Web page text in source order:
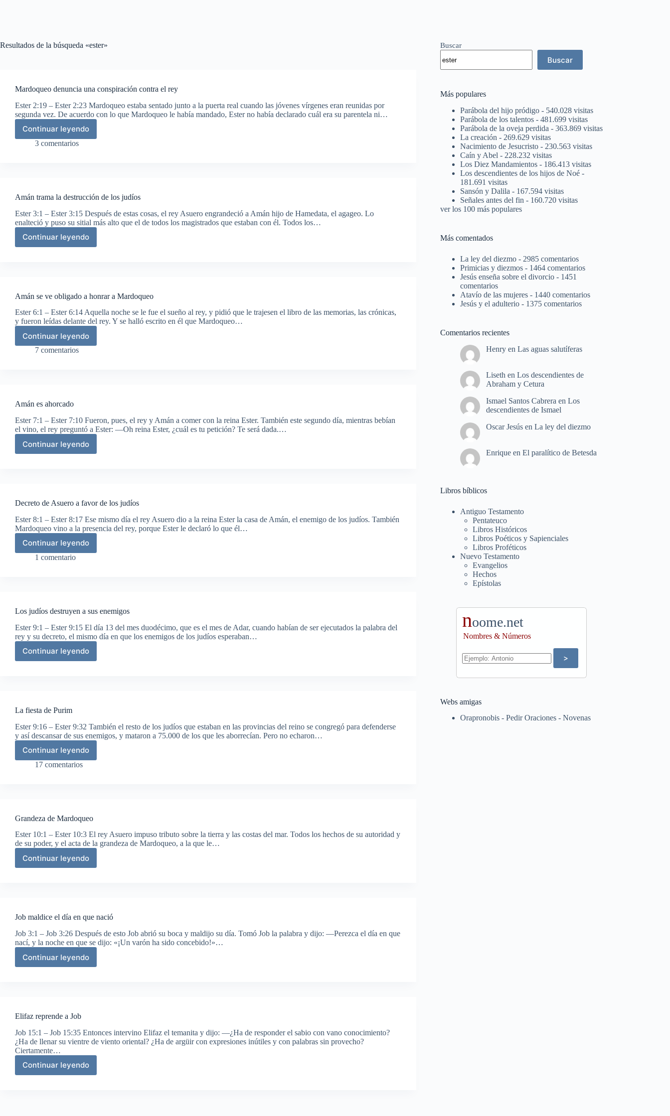
Resultados de la búsqueda «ester»
Mardoqueo denuncia una conspiración contra el rey
Ester 2:19 – Ester 2:23 Mardoqueo estaba sentado junto a la puerta real cuando las jóvenes vírgenes eran reunidas por
segunda vez. De acuerdo con lo que Mardoqueo le había mandado, Ester no había declarado cuál era su parentela ni…
Continuar leyendo
Mardoqueo
denuncia
3 comentarios
Amán trama la destrucción de los judíos
Ester 3:1 – Ester 3:15 Después de estas cosas, el rey Asuero engrandeció a Amán hijo de Hamedata, el agageo. Lo
enalteció y puso su sitial más alto que el de todos los magistrados que estaban con él. Todos los…
Continuar leyendo
Amán
trama
judíos
Amán se ve obligado a honrar a Mardoqueo
Ester 6:1 – Ester 6:14 Aquella noche se le fue el sueño al rey, y pidió que le trajesen el libro de las memorias, las crónicas,
y fueron leídas delante del rey. Y se halló escrito en él que Mardoqueo…
Continuar leyendo
Amán
se
Mardoqueo
7 comentarios
Amán es ahorcado
Ester 7:1 – Ester 7:10 Fueron, pues, el rey y Amán a comer con la reina Ester. También este segundo día, mientras bebían
el vino, el rey preguntó a Ester: —Oh reina Ester, ¿cuál es tu petición? Te será dada.…
Continuar leyendo
Amán
Decreto de Asuero a favor de los judíos
Ester 8:1 – Ester 8:17 Ese mismo día el rey Asuero dio a la reina Ester la casa de Amán, el enemigo de los judíos. También
Mardoqueo vino a la presencia del rey, porque Ester le declaró lo que él…
Continuar leyendo
Decreto
de
judíos
1 comentario
Los judíos destruyen a sus enemigos
Ester 9:1 – Ester 9:15 El día 13 del mes duodécimo, que es el mes de Adar, cuando habían de ser ejecutados la palabra del
rey y su decreto, el mismo día en que los enemigos de los judíos esperaban…
Continuar leyendo
Los
La fiesta de Purim
Ester 9:16 – Ester 9:32 También el resto de los judíos que estaban en las provincias del reino se congregó para defenderse
y así descansar de sus enemigos, y mataron a 75.000 de los que les aborrecían. Pero no echaron…
Continuar leyendo
La
fiesta
17 comentarios
Grandeza de Mardoqueo
Ester 10:1 – Ester 10:3 El rey Asuero impuso tributo sobre la tierra y las costas del mar. Todos los hechos de su autoridad y
de su poder, y el acta de la grandeza de Mardoqueo, a la que le…
Continuar leyendo
Grandeza
Job maldice el día en que nació
Job 3:1 – Job 3:26 Después de esto Job abrió su boca y maldijo su día. Tomó Job la palabra y dijo: —Perezca el día en que
nací, y la noche en que se dijo: «¡Un varón ha sido concebido!»…
Continuar leyendo
Job
nació
Elifaz reprende a Job
Job 15:1 – Job 15:35 Entonces intervino Elifaz el temanita y dijo: —¿Ha de responder el sabio con vano conocimiento?
¿Ha de llenar su vientre de viento oriental? ¿Ha de argüir con expresiones inútiles y con palabras sin provecho?
Ciertamente…
Continuar leyendo
Elifaz
Buscar
Buscar
Más populares
Parábola del hijo pródigo - 540.028 visitas
Parábola de los talentos - 481.699 visitas
Parábola de la oveja perdida - 363.869 visitas
La creación - 269.629 visitas
Nacimiento de Jesucristo - 230.563 visitas
Caín y Abel - 228.232 visitas
Los Diez Mandamientos - 186.413 visitas
Los descendientes de los hijos de Noé -
181.691 visitas
Sansón y Dalila - 167.594 visitas
Señales antes del fin - 160.720 visitas
ver los 100 más populares
Más comentados
La ley del diezmo - 2985 comentarios
Primicias y diezmos - 1464 comentarios
Jesús enseña sobre el divorcio - 1451
comentarios
Atavío de las mujeres - 1440 comentarios
Jesús y el adulterio - 1375 comentarios
Comentarios recientes
Henry enLas aguas salutíferas
Liseth enLos descendientes de
Abraham y Cetura
Ismael Santos Cabrera enLos
descendientes de Ismael
Oscar Jesús enLa ley del diezmo
Enrique enEl paralítico de Betesda
Libros bíblicos
Antiguo Testamento
Pentateuco
Libros Históricos
Libros Poéticos y Sapienciales
Libros Proféticos
Nuevo Testamento
Evangelios
Hechos
Epístolas
noome.net
Nombres & Números
Webs amigas
Orapronobis - Pedir Oraciones - Novenas